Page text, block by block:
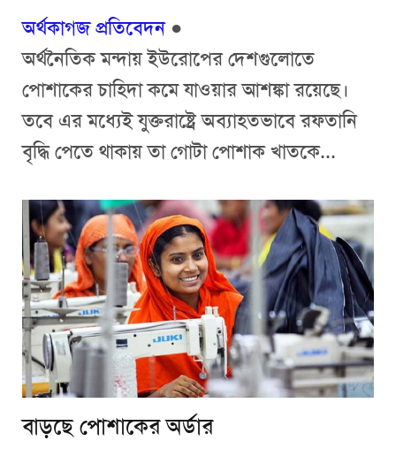
অর্থকাগজ প্রতিবেদন ●
অর্থনৈতিক মন্দায় ইউরোপের দেশগুলোতে
পোশাকের চাহিদা কমে যাওয়ার আশঙ্কা রয়েছে।
তবে এর মধ্যেই যুক্তরাষ্ট্রে অব্যাহতভাবে রফতানি
বৃদ্ধি পেতে থাকায় তা গোটা পোশাক খাতকে...
বাড়ছে পোশাকের অর্ডার